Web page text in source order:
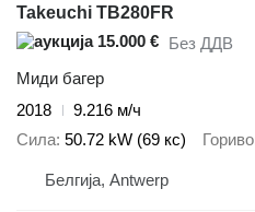
Takeuchi TB280FR
15.000 € Без ДДВ
Миди багер
2018
9.216 м/ч
Сила 50.72 kW (69 кс) Гориво
Белгија, Antwerp